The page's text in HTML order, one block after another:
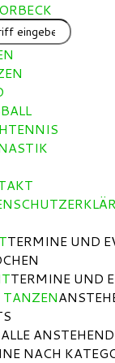
TERMINE UND
TERMINE UND
ALLE
NACH